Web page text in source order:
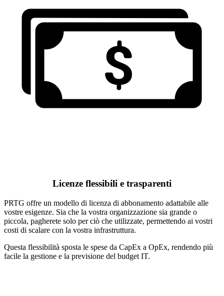
Licenze flessibili e trasparenti
PRTG offre un modello di licenza di abbonamento adattabile alle
vostre esigenze. Sia che la vostra organizzazione sia grande o
piccola, pagherete solo per ciò che utilizzate, permettendo ai vostri
costi di scalare con la vostra infrastruttura.
Questa flessibilità sposta le spese da CapEx a OpEx, rendendo più
facile la gestione e la previsione del budget IT.